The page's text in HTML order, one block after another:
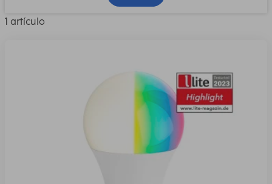
1 artículo